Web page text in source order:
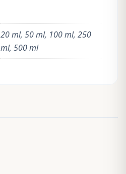
20 ml, 50 ml, 100 ml, 250
ml, 500 ml